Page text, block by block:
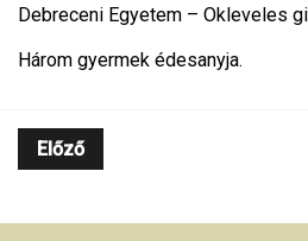
Debreceni Egyetem – Okleveles
Három gyermek édesanyja.
Előző